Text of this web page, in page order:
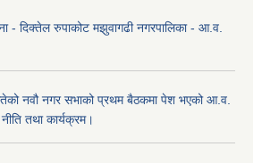
- दिक्तेल रुपाकोट मझुवागढी नगरपालिका - आ.व.
नवौ नगर सभाको प्रथम बैठकमा पेश भएको आ.व.
तथा कार्यक्रम।